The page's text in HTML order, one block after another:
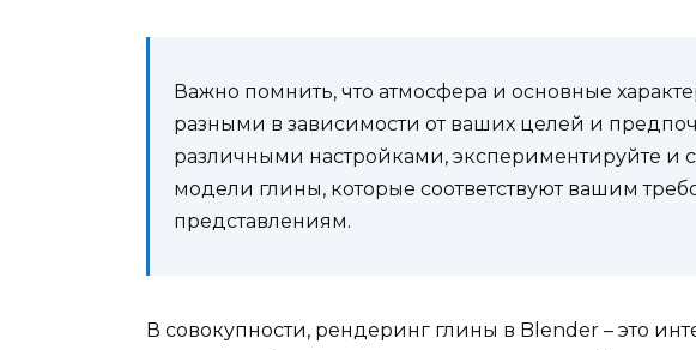
Важно помнить, что атмосфера и основные
разными в зависимости от ваших целей и
различными настройками, экспериментируйте и
модели глины, которые соответствуют вашим
представлениям.
В совокупности, рендеринг глины в Blender – это